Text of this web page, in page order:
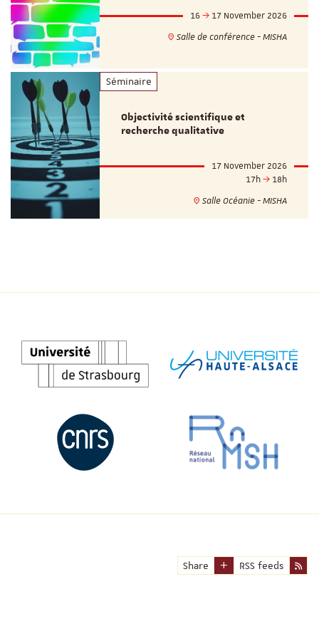
16
17 November 2026
Salle de conférence - MISHA
Séminaire
Objectivité scientifique et
recherche qualitative
17 November 2026
17h
18h
Salle Océanie - MISHA
Share RSS feeds